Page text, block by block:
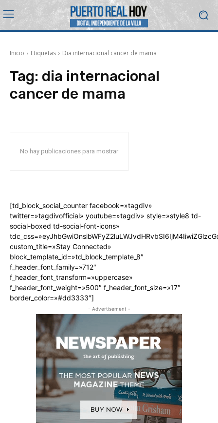
Inicio Etiquetas Dia internacional cancer de mama
Tag: dia internacional
cancer de mama
No hay publicaciones para mostrar
[td_block_social_counter facebook=»tagdiv»
twitter=»tagdivofficial» youtube=»tagdiv» style=»style8 td-
social-boxed td-social-font-icons»
custom_title=»Stay Connected»
block_template_id=»td_block_template_8″
f_header_font_family=»712″
f_header_font_transform=»uppercase»
f_header_font_weight=»500″ f_header_font_size=»17″
border_color=»#dd3333″]
- Advertisement -